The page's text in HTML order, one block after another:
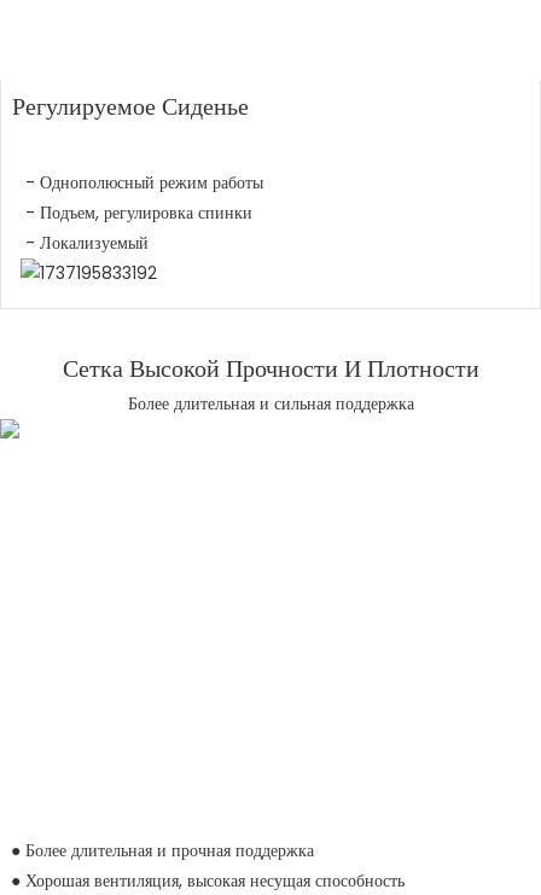
Регулируемое Сиденье
- Однополюсный режим работы
- Подъем, регулировка спинки
- Локализуемый
Сетка Высокой Прочности И Плотности
Более длительная и сильная поддержка
● Более длительная и прочная поддержка
● Хорошая вентиляция, высокая несущая способность